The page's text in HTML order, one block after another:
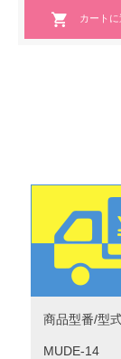
商品型番/型
MUDE-14